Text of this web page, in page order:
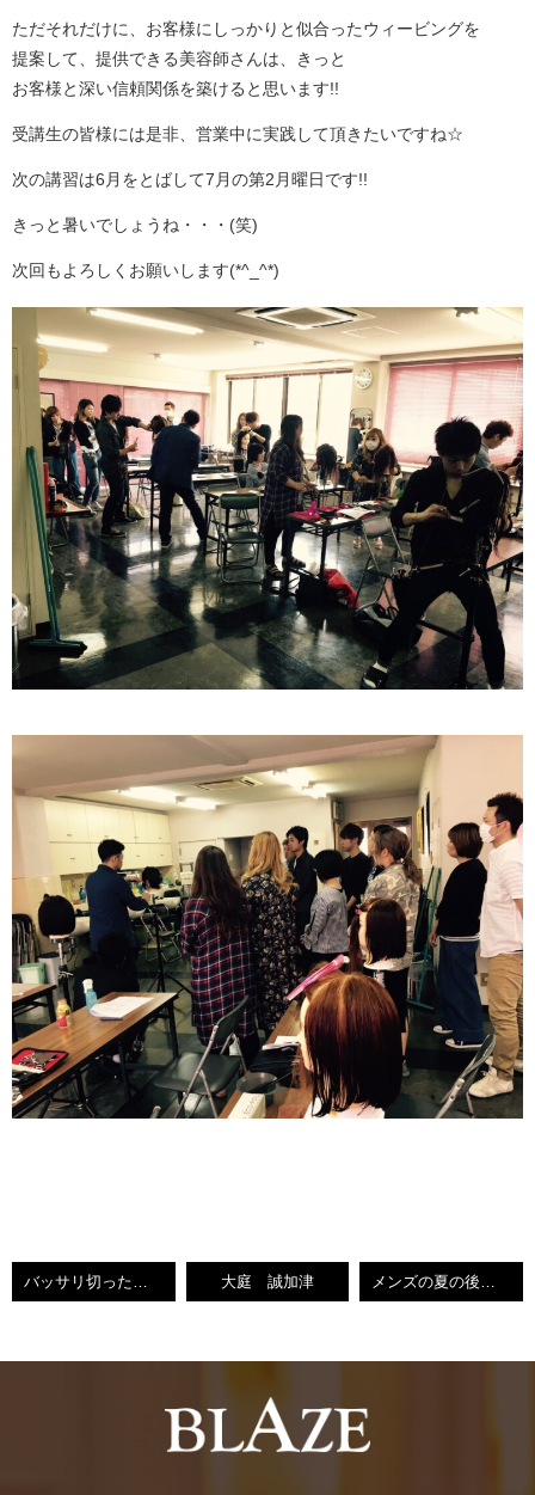
ただそれだけに、お客様にしっかりと似合ったウィービングを
提案して、提供できる美容師さんは、きっと
お客様と深い信頼関係を築けると思います!!
受講生の皆様には是非、営業中に実践して頂きたいですね☆
次の講習は6月をとばして7月の第2月曜日です!!
きっと暑いでしょうね・・・(笑)
次回もよろしくお願いします(*^_^*)
バッサリ切ったけどまだロング・・・。 大庭 誠加津 メンズの夏の後ろ姿は・・・。